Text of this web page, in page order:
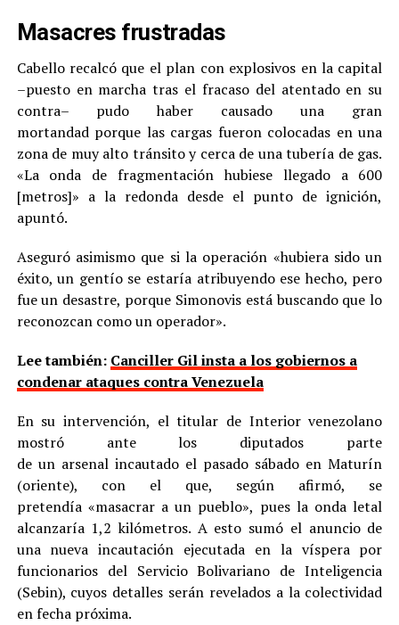
Masacres frustradas
Cabello recalcó que el plan con explosivos en la capital
–puesto en marcha tras el fracaso del atentado en su
contra– pudo haber causado una gran
mortandad porque las cargas fueron colocadas en una
zona de muy alto tránsito y cerca de una tubería de gas.
«La onda de fragmentación hubiese llegado a 600
[metros]» a la redonda desde el punto de ignición,
apuntó.
Aseguró asimismo que si la operación «hubiera sido un
éxito, un gentío se estaría atribuyendo ese hecho, pero
fue un desastre, porque Simonovis está buscando que lo
reconozcan como un operador».
Lee también: Canciller Gil insta a los gobiernos a
condenar ataques contra Venezuela
En su intervención, el titular de Interior venezolano
mostró ante los diputados parte
de un arsenal incautado el pasado sábado en Maturín
(oriente), con el que, según afirmó, se
pretendía «masacrar a un pueblo», pues la onda letal
alcanzaría 1,2 kilómetros. A esto sumó el anuncio de
una nueva incautación ejecutada en la víspera por
funcionarios del Servicio Bolivariano de Inteligencia
(Sebin), cuyos detalles serán revelados a la colectividad
en fecha próxima.